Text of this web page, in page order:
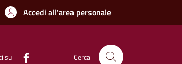
Accedi all'area personale
su Cerca